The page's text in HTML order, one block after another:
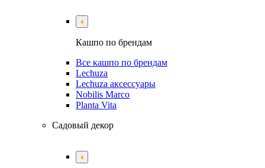
Кашпо по брендам
Все кашпо по брендам
Lechuza
Lechuza аксессуары
Nobilis Marco
Planta Vita
Садовый декор